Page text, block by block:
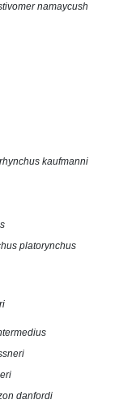
namaycush
kaufmanni
platorynchus
danfordi